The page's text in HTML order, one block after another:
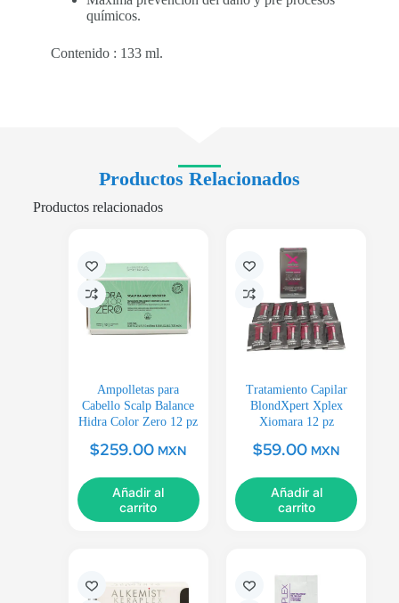
químicos.
Contenido : 133 ml.
Productos Relacionados
Productos relacionados
Ampolletas para
Cabello Scalp Balance
Hidra Color Zero 12 pz
$259.00 MXN
Añadir al
carrito
Tratamiento Capilar
BlondXpert Xplex
Xiomara 12 pz
$59.00 MXN
Añadir al
carrito